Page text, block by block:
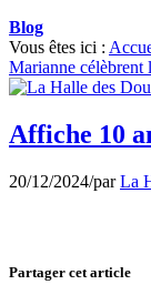
Blog
Vous êtes ici :
Marianne célèbrent
Affiche 10
20/12/2024/parLa
Partager cet article